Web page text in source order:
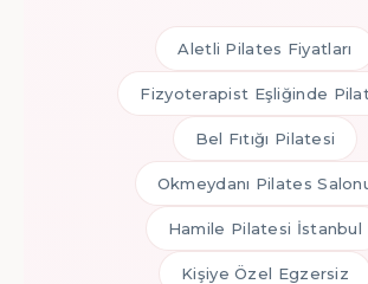
Aletli Pilates Fiyatları
Fizyoterapist Eşliğinde
Bel Fıtığı Pilatesi
Okmeydanı Pilates
Hamile Pilatesi İstanbul
Kişiye Özel Egzersiz